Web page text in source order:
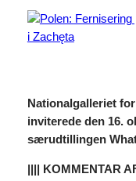
Nationalgalleriet
inviterede den 16.
særudtillingen
|||| KOMMENTAR